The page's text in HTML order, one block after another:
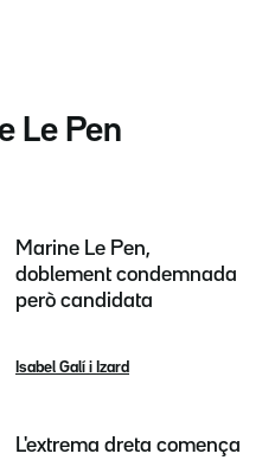
Le Pen
Marine Le Pen,
doblement condemnada
però candidata
Isabel Galí i Izard
L'extrema dreta comença